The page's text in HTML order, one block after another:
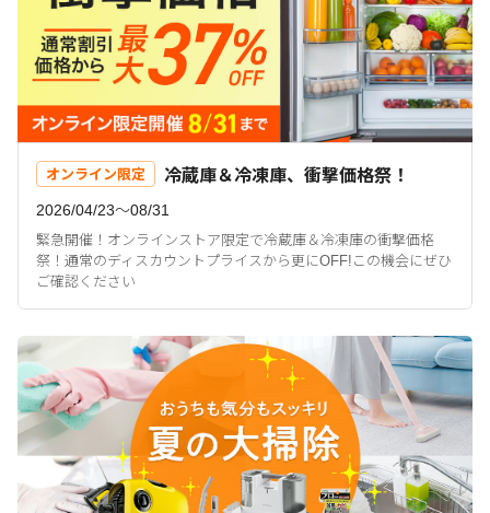
オンライン限定 冷蔵庫＆冷凍庫、衝撃価格祭！
2026/04/23〜08/31
緊急開催！オンラインストア限定で冷蔵庫＆冷凍庫の衝撃価格
祭！通常のディスカウントプライスから更にOFF!この機会にぜひ
ご確認ください